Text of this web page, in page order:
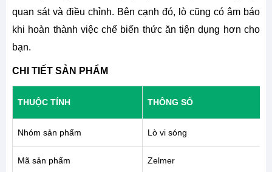
quan sát và điều chỉnh. Bên cạnh đó, lò cũng có âm báo
khi hoàn thành việc chế biến thức ăn tiện dụng hơn cho
bạn.
CHI TIẾT SẢN PHẨM
THUỘC TÍNH THÔNG SỐ
Nhóm sản phẩm Lò vi sóng
Mã sản phẩm Zelmer